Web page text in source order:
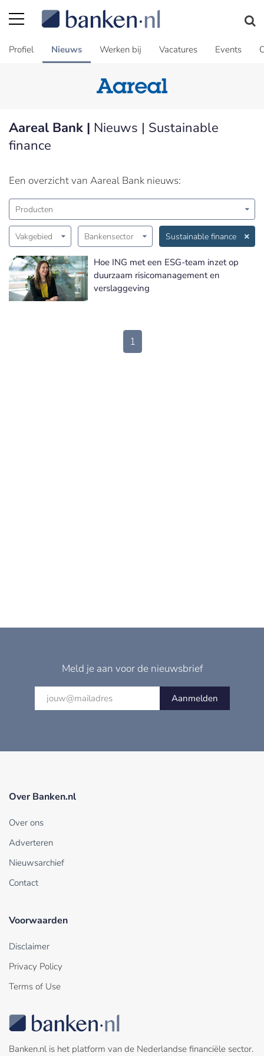
Profiel Nieuws Werken bij Vacatures Events
Aareal Bank | Nieuws | Sustainable
finance
Een overzicht van Aareal Bank nieuws:
Producten
Vakgebied Bankensector Sustainable finance
Hoe ING met een ESG-team inzet op
duurzaam risicomanagement en
verslaggeving
1
Meld je aan voor de nieuwsbrief
Aanmelden
Over Banken.nl
Over ons
Adverteren
Nieuwsarchief
Contact
Voorwaarden
Disclaimer
Privacy Policy
Terms of Use
Banken.nl is het platform van de Nederlandse financiële sector.